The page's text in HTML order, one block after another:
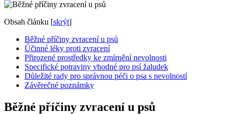
Obsah článku [skrýt]
Běžné příčiny zvracení u psů
Účinné léky proti zvracení
Přirozené prostředky ke zmírnění nevolnosti
Specifické potraviny vhodné pro psí žaludek
Důležité rady pro správnou péči o psa s nevolností
Závěrečné poznámky
Běžné příčiny zvracení u psů